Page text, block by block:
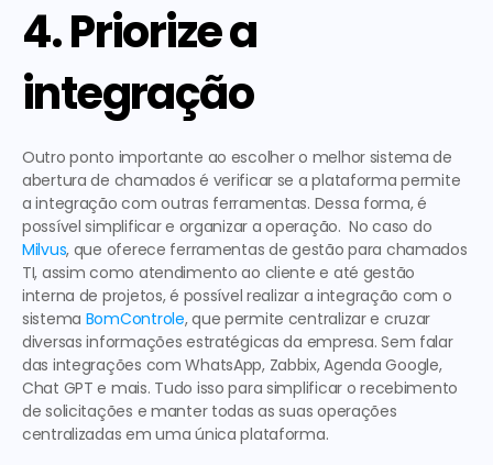
4. Priorize a
integração
Outro ponto importante ao escolher o melhor sistema de
abertura de chamados é verificar se a plataforma permite
a integração com outras ferramentas. Dessa forma, é
Milvus, que oferece ferramentas de gestão para chamados
TI, assim como atendimento ao cliente e até gestão
interna de projetos, é possível realizar a integração com o
sistema BomControle, que permite centralizar e cruzar
diversas informações estratégicas da empresa. Sem falar
das integrações com WhatsApp, Zabbix, Agenda Google,
Chat GPT e mais. Tudo isso para simplificar o recebimento
de solicitações e manter todas as suas operações
centralizadas em uma única plataforma.